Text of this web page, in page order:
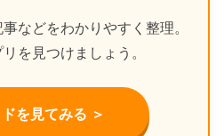
などをわかりやすく整理。
を見つけましょう。
を見てみる ＞